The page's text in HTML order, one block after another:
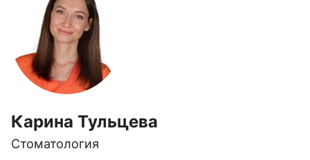
Карина Тульцева
Стоматология